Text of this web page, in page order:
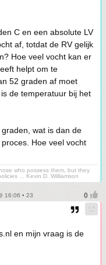
C en een absolute LV
af, totdat de RV gelijk
Hoe veel vocht kan er
helpt om te
52 graden af moet
de temperatuur bij het
wat is dan de
Hoe veel vocht
who possess them, but they
... Kevin D. Williamson
16:06 • 23
en mijn vraag is de